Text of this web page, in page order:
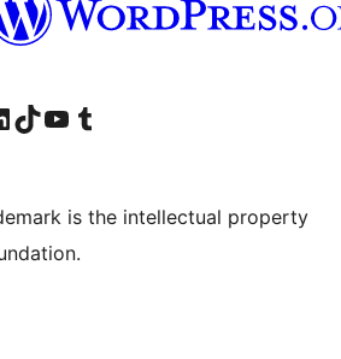
във Facebook
профил в Instagram
нашия профил в LinkedIn
Visit our TikTok account
Visit our YouTube channel
Visit our Tumblr account
is the intellectual property